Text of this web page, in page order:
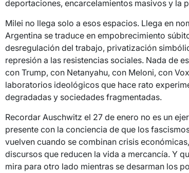
deportaciones, encarcelamientos masivos y la
Milei no llega solo a esos espacios. Llega en
Argentina se traduce en empobrecimiento
desregulación del trabajo, privatización
represión a las resistencias sociales. Nada de
con Trump, con Netanyahu, con Meloni, con
laboratorios ideológicos que hace rato
degradadas y sociedades fragmentadas.
Recordar Auschwitz el 27 de enero no es un
presente con la conciencia de que los
vuelven cuando se combinan crisis
discursos que reducen la vida a mercancía. Y
mira para otro lado mientras se desarman los